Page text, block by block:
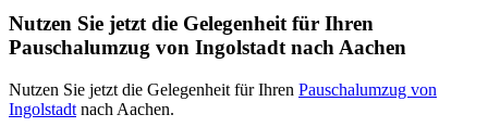
Nutzen Sie jetzt die Gelegenheit für Ihren
Pauschalumzug von Ingolstadt nach Aachen
Nutzen Sie jetzt die Gelegenheit für Ihren Pauschalumzug von
Ingolstadt nach Aachen.